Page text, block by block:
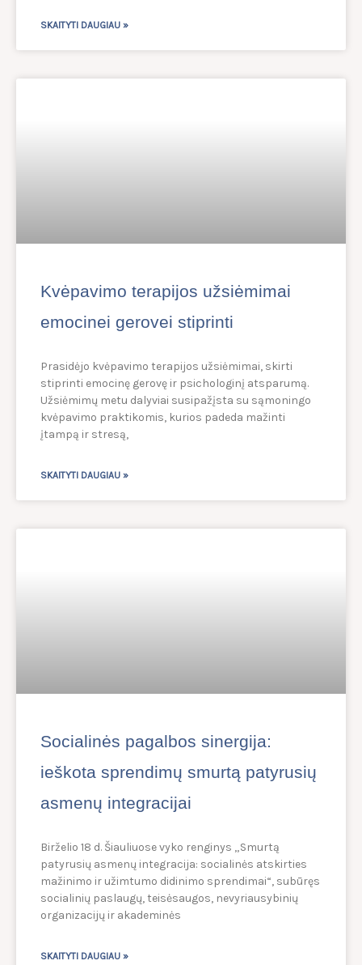
SKAITYTI DAUGIAU »
Kvėpavimo terapijos užsiėmimai
emocinei gerovei stiprinti
Prasidėjo kvėpavimo terapijos užsiėmimai, skirti
stiprinti emocinę gerovę ir psichologinį atsparumą.
Užsiėmimų metu dalyviai susipažįsta su sąmoningo
kvėpavimo praktikomis, kurios padeda mažinti
įtampą ir stresą,
SKAITYTI DAUGIAU »
Socialinės pagalbos sinergija:
ieškota sprendimų smurtą patyrusių
asmenų integracijai
Birželio 18 d. Šiauliuose vyko renginys „Smurtą
patyrusių asmenų integracija: socialinės atskirties
mažinimo ir užimtumo didinimo sprendimai“, subūręs
socialinių paslaugų, teisėsaugos, nevyriausybinių
organizacijų ir akademinės
SKAITYTI DAUGIAU »